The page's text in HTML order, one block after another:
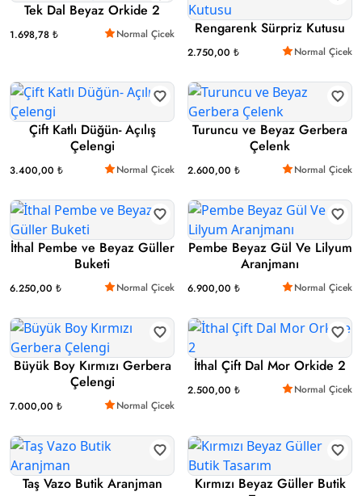
Tek Dal Beyaz Orkide 2
1.698,78 ₺ Normal Çicek Rengarenk Sürpriz Kutusu
2.750,00 ₺ Normal Çicek
Çift Katlı Düğün- Açılış
Çelengi
3.400,00 ₺ Normal Çicek
Turuncu ve Beyaz Gerbera
Çelenk
2.600,00 ₺ Normal Çicek
İthal Pembe ve Beyaz Güller
Buketi
6.250,00 ₺ Normal Çicek
Pembe Beyaz Gül Ve Lilyum
Aranjmanı
6.900,00 ₺ Normal Çicek
Büyük Boy Kırmızı Gerbera
Çelengi
7.000,00 ₺ Normal Çicek
İthal Çift Dal Mor Orkide 2
2.500,00 ₺ Normal Çicek
Taş Vazo Butik Aranjman
Kırmızı Beyaz Güller Butik